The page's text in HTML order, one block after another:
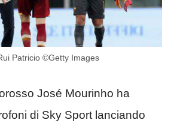
Patricio ©Getty Images
José Mourinho ha
di Sky Sport lanciando